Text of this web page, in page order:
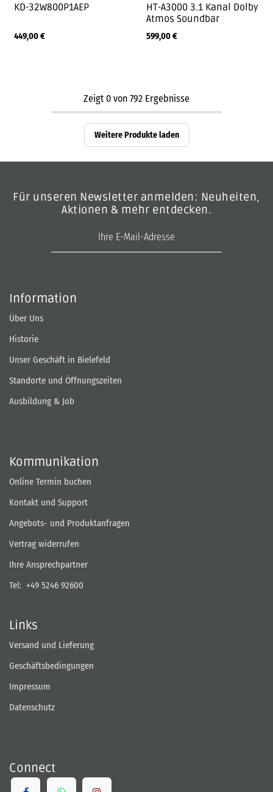
KD-32W800P1AEP
449,00€
HT-A3000 3.1 Kanal Dolby
Atmos Soundbar
599,00€
Zeigt 0 von 792 Ergebnisse
Weitere Produkte laden
Für unseren Newsletter anmelden: Neuheiten,
Aktionen & mehr entdecken.
Information
Über Uns
Historie
Unser Geschäft in Bielefeld
Standorte und Öffnungszeiten
Ausbildung & Job
Kommunikation
Online Termin buchen
Kontakt und Support
Angebots- und Produktanfragen
Vertrag widerrufen
Ihre Ansprechpartner
Tel: +49 5246 92600
Links
Versand und Lieferung
Geschäftsbedingungen
Impressum
Datenschutz
Connect